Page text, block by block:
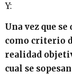
Y:
Una vez que
como criterio
realidad
cual se